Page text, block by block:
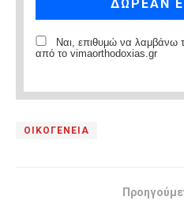
Ναι, επιθυμώ να λαμβάνω
από το vimaorthodoxias.gr
ΟΙΚΟΓΕΝΕΙΑ